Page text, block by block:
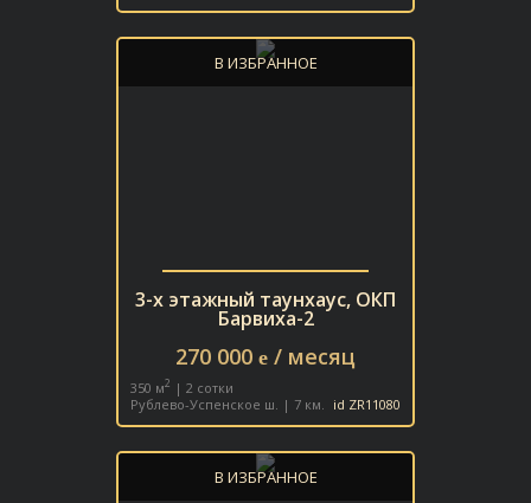
3-х этажный таунхаус, ОКП
Барвиха-2
270 000 e / месяц
350 м2 | 2 сотки
Рублево-Успенское ш. | 7 км. id ZR11080
В ИЗБРАННОЕ
В ИЗБРАННОЕ